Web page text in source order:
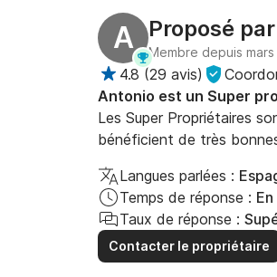
A Proposé par
Membre depuis mars
4.8 (29 avis)
Antonio est un Super
Les Super Propriétaires
bénéficient de très
Langues parlées :
Temps de réponse :
Taux de réponse :
Contacter le propriétaire